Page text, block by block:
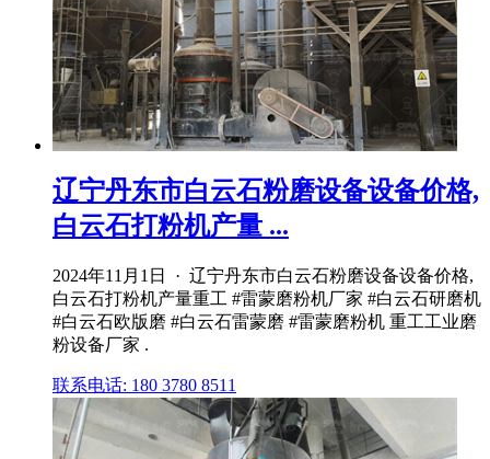
辽宁丹东市白云石粉磨设备设备价格,
白云石打粉机产量 ...
2024年11月1日 · 辽宁丹东市白云石粉磨设备设备价格,
白云石打粉机产量重工 #雷蒙磨粉机厂家 #白云石研磨机
#白云石欧版磨 #白云石雷蒙磨 #雷蒙磨粉机 重工工业磨
粉设备厂家 .
联系电话: 180 3780 8511